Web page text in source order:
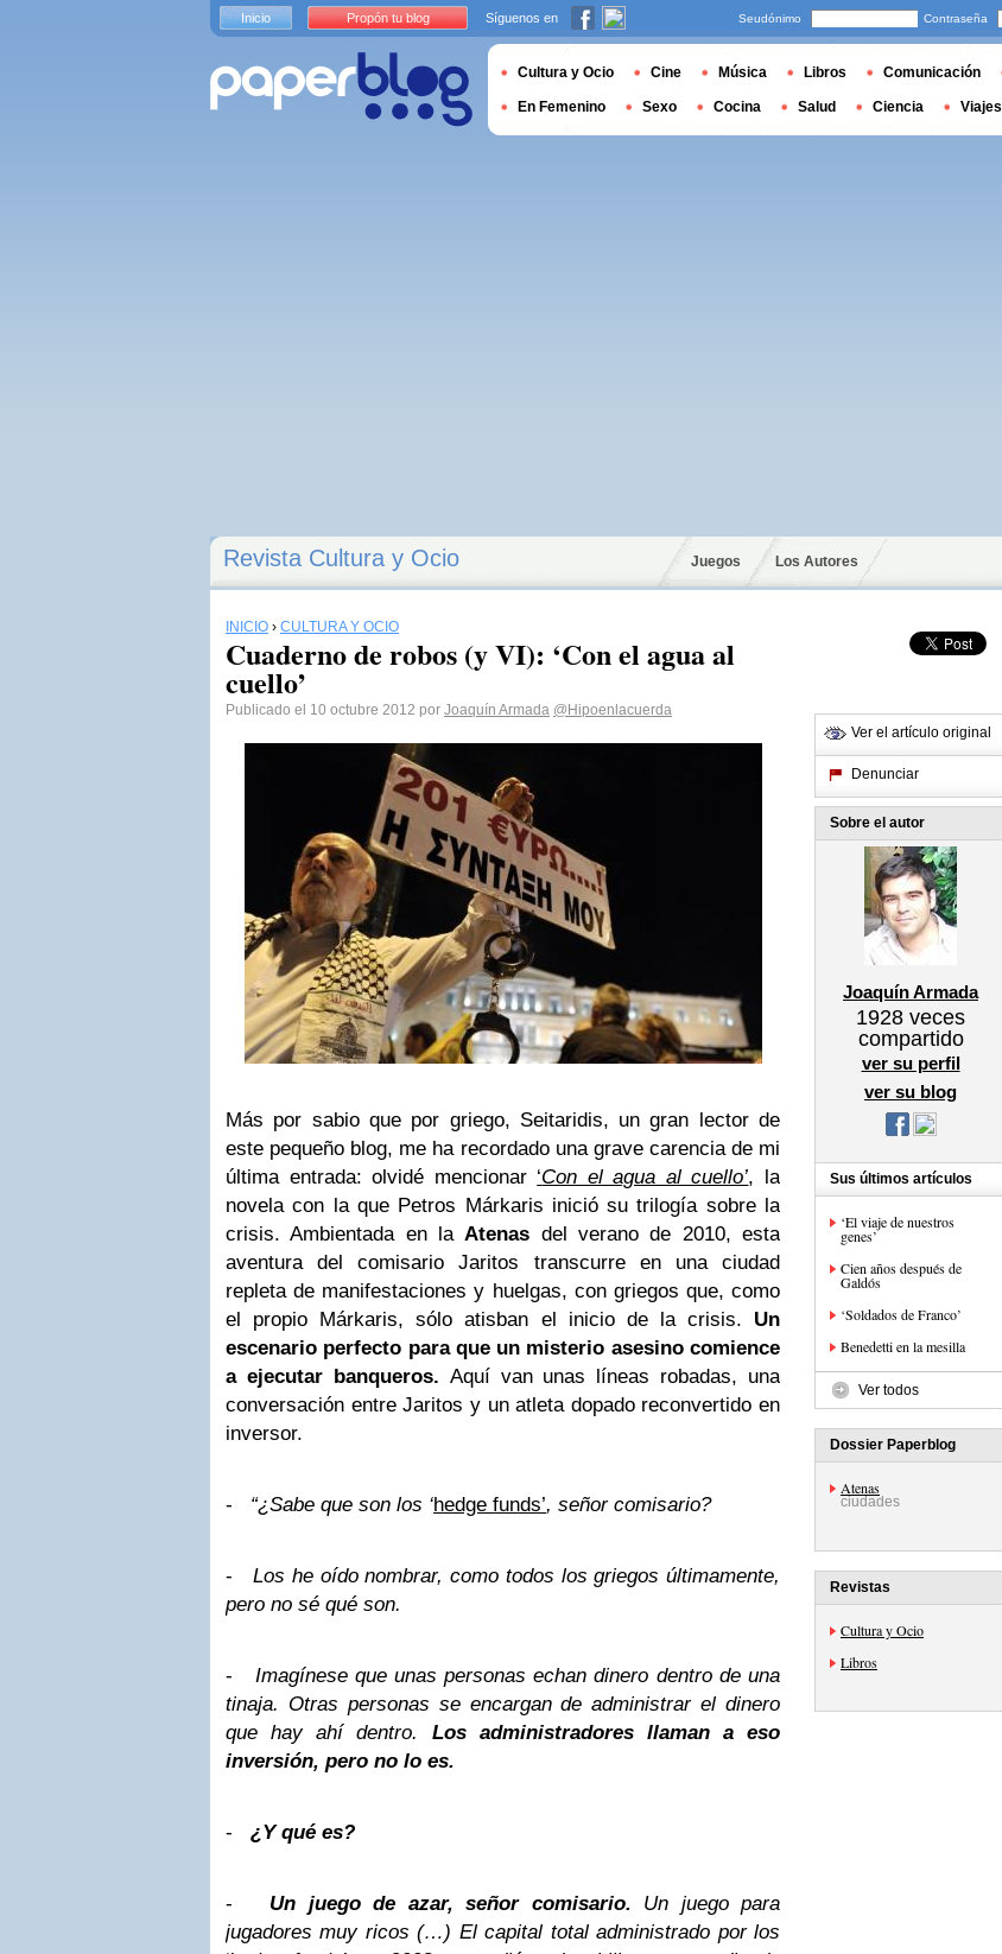
Revista Cultura y Ocio Juegos Los Autores
INICIO › CULTURA Y OCIO
Cuaderno de robos (y VI): ‘Con el agua al
cuello’
Publicado el 10 octubre 2012 por Joaquín Armada @Hipoenlacuerda
Más por sabio que por griego, Seitaridis, un gran lector de
este pequeño blog, me ha recordado una grave carencia de mi
última entrada: olvidé mencionar ‘Con el agua al cuello’, la
novela con la que Petros Márkaris inició su trilogía sobre la
crisis. Ambientada en laAtenas del verano de 2010, esta
aventura del comisario Jaritos transcurre en una ciudad
repleta de manifestaciones y huelgas, con griegos que, como
el propio Márkaris, sólo atisban el inicio de la crisis. Un
escenario perfecto para que un misterio asesino comience
a ejecutar banqueros. Aquí van unas líneas robadas, una
conversación entre Jaritos y un atleta dopado reconvertido en
inversor.
- “¿Sabe que son los ‘hedge funds’, señor comisario?
-Los he oído nombrar, como todos los griegos últimamente,
pero no sé qué son.
- Imagínese que unas personas echan dinero dentro de una
tinaja. Otras personas se encargan de administrar el dinero
que hay ahí dentro. Los administradores llaman a eso
inversión, pero no lo es.
- ¿Y qué es?
- Un juego de azar, señor comisario. Un juego para
jugadores muy ricos (…) El capital total administrado por los
Ver el artículo original
Denunciar
Sobre el autor
Joaquín Armada
1928 veces
compartido
ver su perfil
ver su blog
Sus últimos artículos
‘El viaje de nuestros
genes’
Cien años después de
Galdós
‘Soldados de Franco’
Benedetti en la mesilla
Ver todos
Dossier Paperblog
Atenas
ciudades
Revistas
Cultura y Ocio
Libros
Inicio Propón tu blog Síguenos en Seudónimo Contraseña
Cultura y Ocio Cine Música Libros Comunicación
En Femenino Sexo Cocina Salud Ciencia Viajes